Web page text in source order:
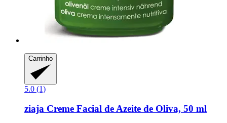
Carrinho
5.0 (1)
ziaja Creme Facial de Azeite de Oliva, 50 ml